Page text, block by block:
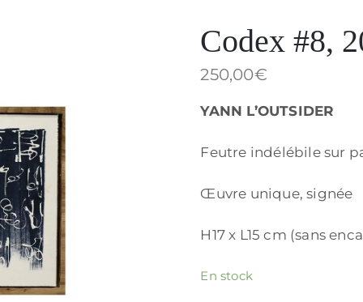
Codex #8,
250,00€
YANN L’OUTSIDER
Feutre indélébile sur
Œuvre unique, signée
H17 x L15 cm (sans
En stock